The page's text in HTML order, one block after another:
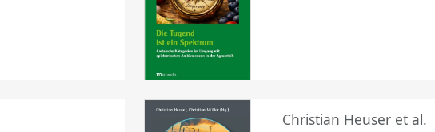
Christian Heuser et al.